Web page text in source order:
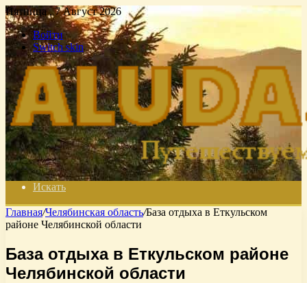
Пятница , 7 Август 2026
Войти
Switch skin
Искать
Главная/Челябинская область/База отдыха в Еткульском
районе Челябинской области
База отдыха в Еткульском районе
Челябинской области